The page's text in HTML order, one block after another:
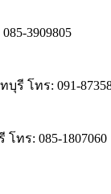
3909805
รี โทร: 091-
ทร: 085-1807060